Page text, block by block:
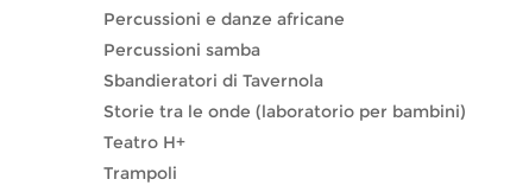
Percussioni e danze africane
Percussioni samba
Sbandieratori di Tavernola
Storie tra le onde (laboratorio per bambini)
Teatro H+
Trampoli